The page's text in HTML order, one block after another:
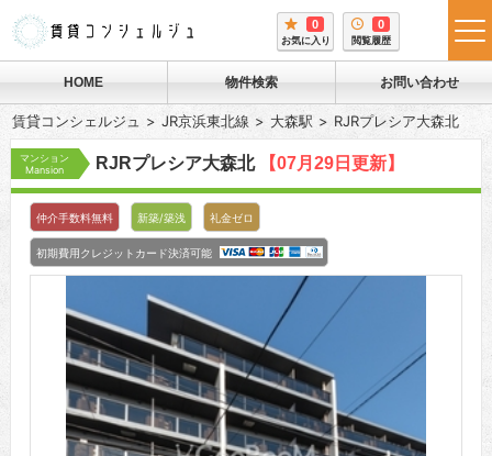
0
お気に入り
0
閲覧履歴
HOME 物件検索 お問い合わせ
賃貸コンシェルジュ JR京浜東北線 大森駅 RJRプレシア大森北
マンション
Mansion
RJRプレシア大森北 【07月29日更新】
仲介手数料無料 新築/築浅 礼金ゼロ
初期費用クレジットカード決済可能